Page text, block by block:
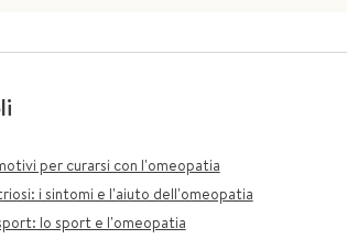
per curarsi con l'omeopatia
i sintomi e l'aiuto dell'omeopatia
lo sport e l'omeopatia